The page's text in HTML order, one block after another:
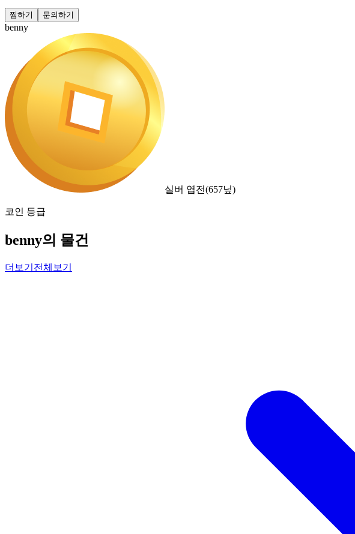
찜하기 문의하기
benny
실버 엽전(657닢)
코인 등급
benny의 물건
더보기 전체보기